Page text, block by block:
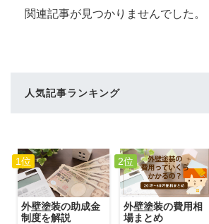
関連記事が見つかりませんでした。
人気記事ランキング
1位
外壁塗装の助成金
制度を解説
2位
外壁塗装の費用相
場まとめ